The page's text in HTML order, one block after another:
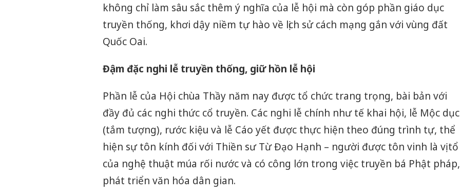
không chỉ làm sâu sắc thêm ý nghĩa của lễ hội mà còn góp phần giáo dục
truyền thống, khơi dậy niềm tự hào về lịch sử cách mạng gắn với vùng đất
Quốc Oai.
Đậm đặc nghi lễ truyền thống, giữ hồn lễ hội
Phần lễ của Hội chùa Thầy năm nay được tổ chức trang trọng, bài bản với
đầy đủ các nghi thức cổ truyền. Các nghi lễ chính như tế khai hội, lễ Mộc dục
(tắm tượng), rước kiệu và lễ Cáo yết được thực hiện theo đúng trình tự, thể
hiện sự tôn kính đối với Thiền sư Từ Đạo Hạnh – người được tôn vinh là vị tổ
của nghệ thuật múa rối nước và có công lớn trong việc truyền bá Phật pháp,
phát triển văn hóa dân gian.